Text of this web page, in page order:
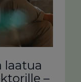
laatua
–